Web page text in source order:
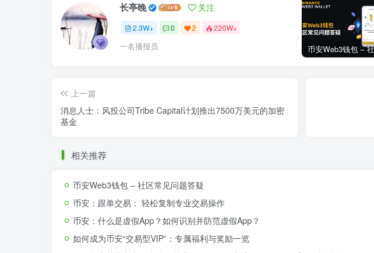
长亭晚 关注
2.3W+ 0 2 220W+
一名播报员
上一篇
消息人士：风投公司Tribe Capital计划推出7500万美元的加密
基金
相关推荐
币安Web3钱包 – 社区常见问题答疑
币安：跟单交易： 轻松复制专业交易操作
币安：什么是虚假App？如何识别并防范虚假App？
如何成为币安“交易型VIP”：专属福利与奖励一览